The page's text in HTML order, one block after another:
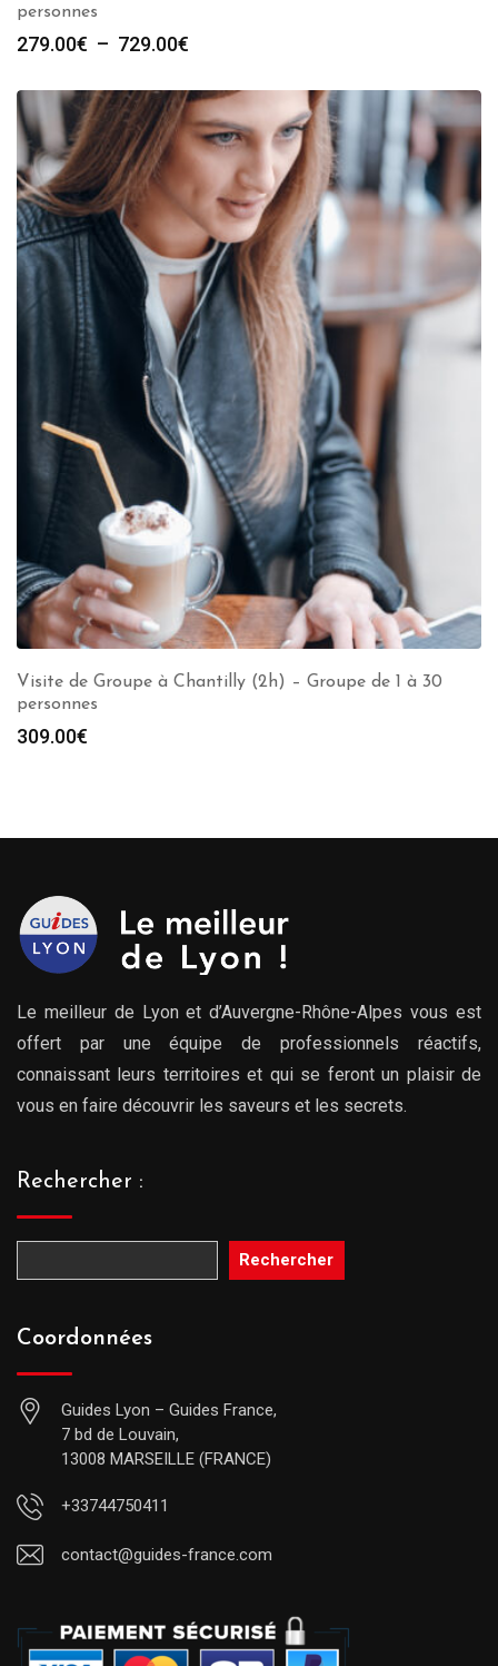
personnes
279.00€ – 729.00€
prix :
279.00€
à
729.00€
Visite de Groupe à Chantilly (2h) – Groupe de 1 à 30
personnes
309.00€
Le meilleur de Lyon et d’Auvergne-Rhône-Alpes vous est
offert par une équipe de professionnels réactifs,
connaissant leurs territoires et qui se feront un plaisir de
vous en faire découvrir les saveurs et les secrets.
Rechercher :
Rechercher
Coordonnées
Guides Lyon – Guides France,
7 bd de Louvain,
13008 MARSEILLE (FRANCE)
+33744750411
contact@guides-france.com